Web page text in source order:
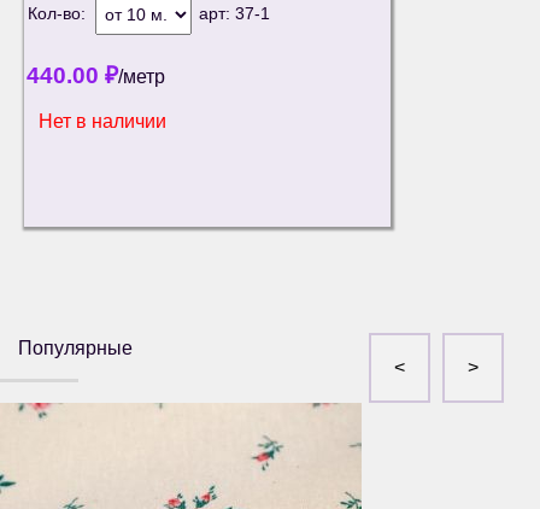
Кол-во:
арт: 37-1
440.00 ₽/метр
Нет в наличии
Популярные